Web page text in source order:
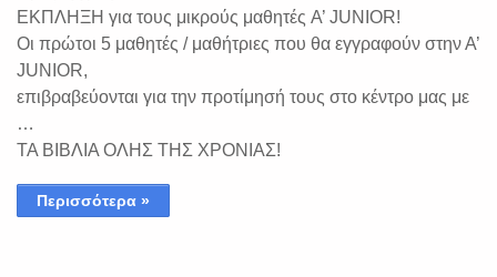
ΕΚΠΛΗΞΗ για τους μικρούς μαθητές A’ JUNIOR!
Οι πρώτοι 5 μαθητές / μαθήτριες που θα εγγραφούν στην Α’
JUNIOR,
επιβραβεύονται για την προτίμησή τους στο κέντρο μας με
…
ΤΑ ΒΙΒΛΙΑ ΟΛΗΣ ΤΗΣ ΧΡΟΝΙΑΣ!
Περισσότερα »